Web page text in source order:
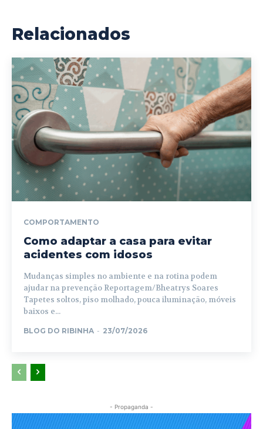
Relacionados
COMPORTAMENTO
Como adaptar a casa para evitar
acidentes com idosos
Mudanças simples no ambiente e na rotina podem
ajudar na prevenção Reportagem/Bheatrys Soares
Tapetes soltos, piso molhado, pouca iluminação, móveis
baixos e...
BLOG DO RIBINHA - 23/07/2026
- Propaganda -